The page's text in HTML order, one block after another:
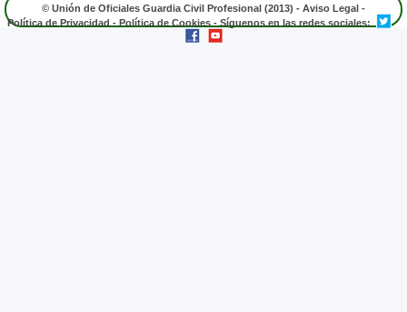
© Unión de Oficiales Guardia Civil Profesional (2013) - Aviso Legal -
Política de Privacidad - Política de Cookies - Síguenos en las redes sociales: